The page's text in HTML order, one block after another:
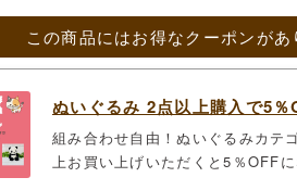
この商品にはお得なクーポンがあ
ぬいぐるみ 2点以上購入で5％
組み合わせ自由！ぬいぐるみカテ
上お買い上げいただくと5％OFFに